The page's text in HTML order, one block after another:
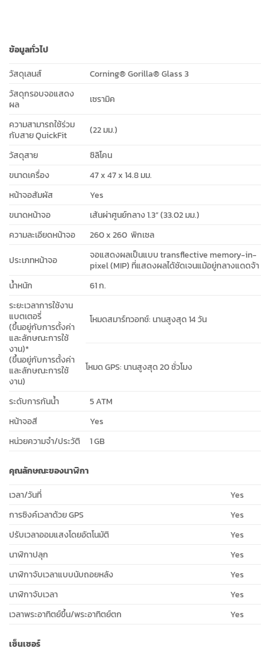
ข้อมูลทั่วไป
วัสดุเลนส์
Corning® Gorilla® Glass 3
วัสดุกรอบจอแสดง
ผล
เซรามิค
ความสามารถใช้ร่วม
กับสาย QuickFit
(22 มม.)
วัสดุสาย
ซิลิโคน
ขนาดเครื่อง
47 x 47 x 14.8 มม.
หน้าจอสัมผัส
Yes
ขนาดหน้าจอ
เส้นผ่าศูนย์กลาง 1.3” (33.02 มม.)
ความละเอียดหน้าจอ
260 x 260 พิกเซล
ประเภทหน้าจอ
จอแสดงผลเป็นแบบ transflective memory-in-
pixel (MIP) ที่แสดงผลได้ชัดเจนแม้อยู่กลางแดดจ้า
น้ำหนัก
61 ก.
ระยะเวลาการใช้งาน
แบตเตอรี่
(ขึ้นอยู่กับการตั้งค่า
และลักษณะการใช้
งาน)*
(ขึ้นอยู่กับการตั้งค่า
และลักษณะการใช้
งาน)
โหมดสมาร์ทวอทช์: นานสูงสุด 14 วัน
โหมด GPS: นานสูงสุด 20 ชั่วโมง
ระดับการกันน้ำ
5 ATM
หน้าจอสี
Yes
หน่วยความจำ/ประวัติ
1 GB
คุณลักษณะของนาฬิกา
เวลา/วันที่
Yes
การซิงค์เวลาด้วย GPS
Yes
ปรับเวลาออมแสงโดยอัตโนมัติ
Yes
นาฬิกาปลุก
Yes
นาฬิกาจับเวลาแบบนับถอยหลัง
Yes
นาฬิกาจับเวลา
Yes
เวลาพระอาทิตย์ขึ้น/พระอาทิตย์ตก
Yes
เซ็นเซอร์